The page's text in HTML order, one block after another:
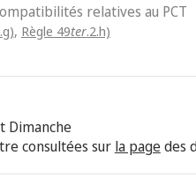
relatives au PCT
, Règle 49ter.2.h)
Dimanche
consultées sur la pagedes